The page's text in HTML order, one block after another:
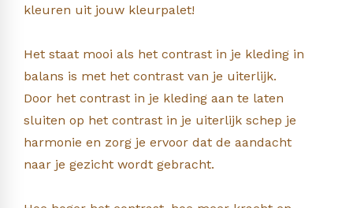
kleuren uit jouw kleurpalet!
Het staat mooi als het contrast in je kleding in
balans is met het contrast van je uiterlijk.
Door het contrast in je kleding aan te laten
sluiten op het contrast in je uiterlijk schep je
harmonie en zorg je ervoor dat de aandacht
naar je gezicht wordt gebracht.